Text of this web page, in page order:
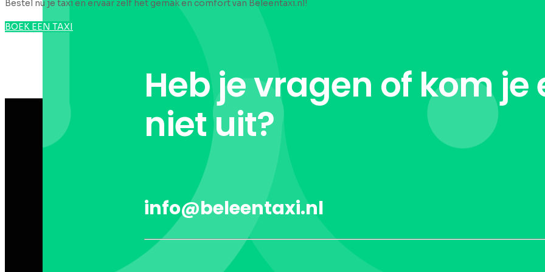
Bestel nu je taxi en ervaar zelf het gemak en comfort van Beleentaxi.nl!
BOEK EEN TAXI
Heb je vragen of kom je
niet uit?
info@beleentaxi.nl